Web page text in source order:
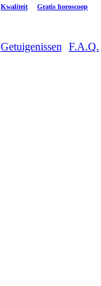
Kwaliteit Gratis horoscoop
Getuigenissen F.A.Q.